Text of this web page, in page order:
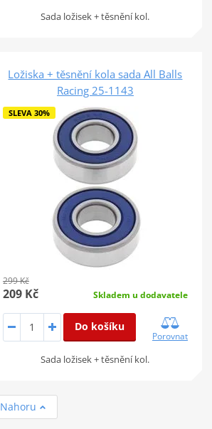
Sada ložisek + těsnění kol.
Ložiska + těsnění kola sada All Balls
Racing 25-1143
SLEVA 30%
299 Kč
209 Kč Skladem u dodavatele
Do košíku
Porovnat
Sada ložisek + těsnění kol.
Nahoru